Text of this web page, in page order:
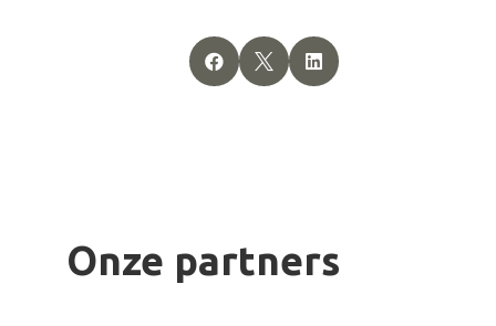
  
Onze partners